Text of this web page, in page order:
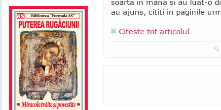
soarta in mana si au luat-o
au ajuns, cititi in paginile
Citeste tot articolul